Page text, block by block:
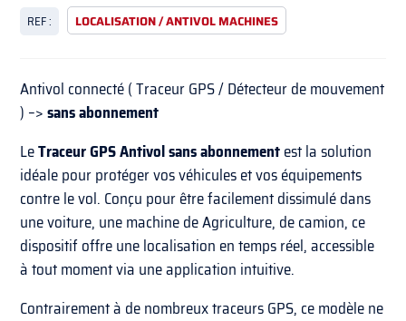
REF : LOCALISATION / ANTIVOL MACHINES
Antivol connecté ( Traceur GPS / Détecteur de mouvement
) –>sans abonnement
LeTraceur GPS Antivol sans abonnementest la solution
idéale pour protéger vos véhicules et vos équipements
contre le vol. Conçu pour être facilement dissimulé dans
une voiture, une machine de Agriculture, de camion, ce
dispositif offre une localisation en temps réel, accessible
à tout moment via une application intuitive.
Contrairement à de nombreux traceurs GPS, ce modèle ne